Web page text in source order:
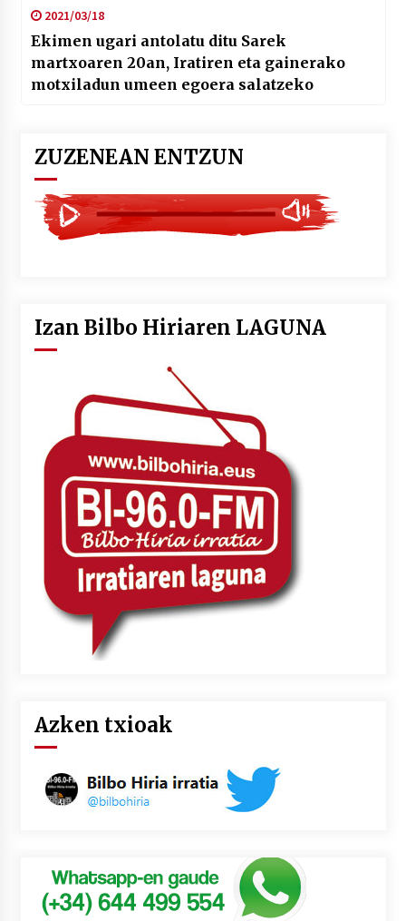
2021/03/18
Ekimen ugari antolatu ditu Sarek
martxoaren 20an, Iratiren eta gainerako
motxiladun umeen egoera salatzeko
ZUZENEAN ENTZUN
Izan Bilbo Hiriaren LAGUNA
Azken txioak